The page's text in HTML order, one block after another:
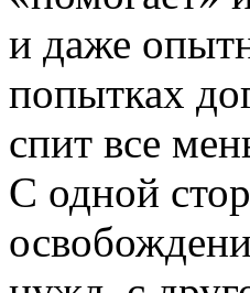
и даже
попытках
спит все
С одной